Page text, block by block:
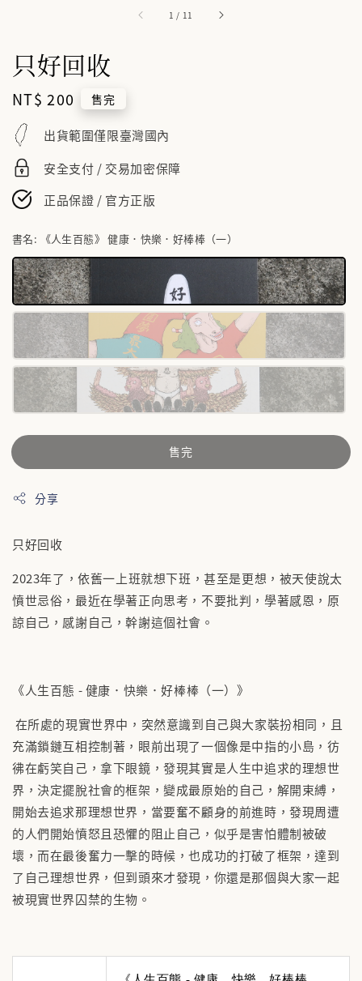
1 / 11
只好回收
Regular
price
NT$ 200 售完
出貨範圍僅限臺灣國內
安全支付 / 交易加密保障
正品保證 / 官方正版
書名: 《人生百態》 健康．快樂．好棒棒（一）
售完
分享
只好回收
2023年了，依舊一上班就想下班，甚至是更想，被天使說太
憤世忌俗，最近在學著正向思考，不要批判，學著感恩，原
諒自己，感謝自己，幹謝這個社會。
《人生百態 - 健康．快樂．好棒棒（一）》
在所處的現實世界中，突然意識到自己與大家裝扮相同，且
充滿鎖鏈互相控制著，眼前出現了一個像是中指的小島，彷
彿在虧笑自己，拿下眼鏡，發現其實是人生中追求的理想世
界，決定擺脫社會的框架，變成最原始的自己，解開束縛，
開始去追求那理想世界，當要奮不顧身的前進時，發現周遭
的人們開始憤怒且恐懼的阻止自己，似乎是害怕體制被破
壞，而在最後奮力一擊的時候，也成功的打破了框架，達到
了自己理想世界，但到頭來才發現，你還是那個與大家一起
被現實世界囚禁的生物。